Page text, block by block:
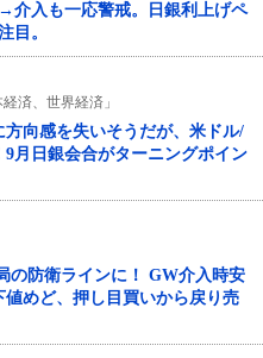
介入も一応警戒。日銀利上げペ
目。
済、世界経済」
向感を失いそうだが、米ドル/
月日銀会合がターニングポイン
の防衛ラインに！ GW介入時安
値めど、押し目買いから戻り売